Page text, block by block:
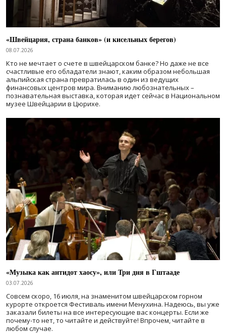
«Швейцария, страна банков» (и кисельных берегов)
08.07.2026
Кто не мечтает о счете в швейцарском банке? Но даже не все
счастливые его обладатели знают, каким образом небольшая
альпийская страна превратилась в один из ведущих
финансовых центров мира. Вниманию любознательных –
познавательная выставка, которая идет сейчас в Национальном
музее Швейцарии в Цюрихе.
«Музыка как антидот хаосу», или Три дня в Гштааде
03.07.2026
Совсем скоро, 16 июля, на знаменитом швейцарском горном
курорте откроется Фестиваль имени Менухина. Надеюсь, вы уже
заказали билеты на все интересующие вас концерты. Если же
почему-то нет, то читайте и действуйте! Впрочем, читайте в
любом случае.